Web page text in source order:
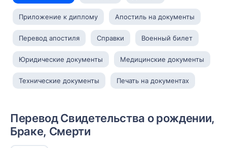
Приложение к диплому Апостиль на документы
Перевод апостиля Справки Военный билет
Юридические документы Медицинские документы
Технические документы Печать на документах
Перевод Свидетельства о рождении,
Браке, Смерти